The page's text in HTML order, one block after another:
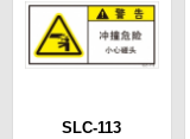
SLC-113